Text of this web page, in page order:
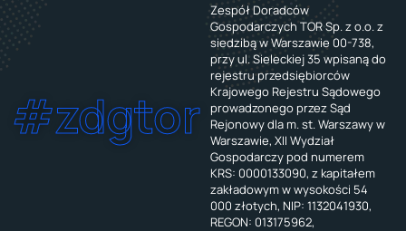
#zdgtor
Zespół Doradców
Gospodarczych TOR Sp. z o.o. z
siedzibą w Warszawie 00-738,
przy ul. Sieleckiej 35 wpisaną do
rejestru przedsiębiorców
Krajowego Rejestru Sądowego
prowadzonego przez Sąd
Rejonowy dla m. st. Warszawy w
Warszawie, XII Wydział
Gospodarczy pod numerem
KRS: 0000133090, z kapitałem
zakładowym w wysokości 54
000 złotych, NIP: 1132041930,
REGON: 013175962,